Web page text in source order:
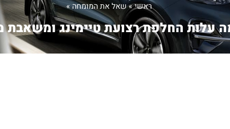
ראשי»שאל את המומחה»
עלות החלפת רצועת טיימינג ומשאבת